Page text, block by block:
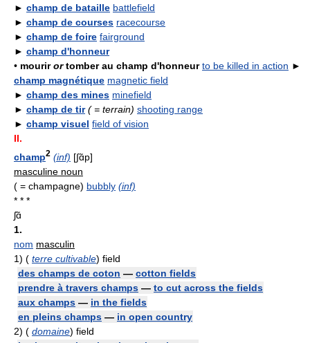
► champ de bataille battlefield
► champ de courses racecourse
► champ de foire fairground
► champ d'honneur
• mourirortomber au champ d'honneur to be killed in action ►
champ magnétique magnetic field
► champ des mines minefield
► champ de tir ( = terrain) shooting range
► champ visuel field of vision
II.
champ2 (inf) [∫ɑ̃p]
masculine noun
( = champagne) bubbly (inf)
* * *
ʃɑ̃
1.
nom masculin
1) ( terre cultivable) field
des champs de coton — cotton fields
prendre à travers champs — to cut across the fields
aux champs — in the fields
en pleins champs — in open country
2) ( domaine) field